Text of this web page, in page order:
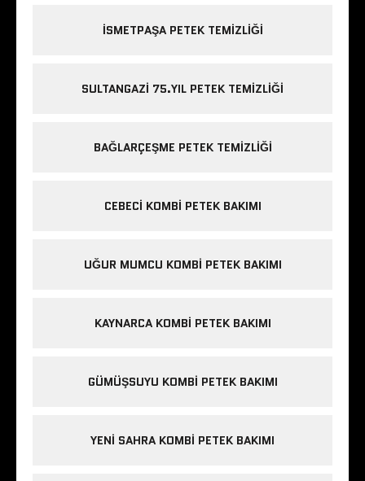
ISMETPAŞA PETEK TEMIZLIĞI
SULTANGAZI 75.YIL PETEK TEMIZLIĞI
BAĞLARÇEŞME PETEK TEMIZLIĞI
CEBECI KOMBI PETEK BAKIMI
UĞUR MUMCU KOMBI PETEK BAKIMI
KAYNARCA KOMBI PETEK BAKIMI
GÜMÜŞSUYU KOMBI PETEK BAKIMI
YENI SAHRA KOMBI PETEK BAKIMI